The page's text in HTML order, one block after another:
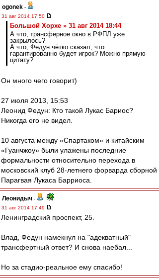
ogonek -
31 авг 2014 17:50
Большой Хорхе » 31 авг 2014 18:44
А что, трансферное окно в РФПЛ уже
закрылось?
А что, Федун чётко сказал, что
гарантированно будет игрок? Можно прямую
цитату?
Он много чего говорит)
27 июля 2013, 15:53
Леонид Федун: Кто такой Лукас Бариос?
Никогда его не видел.
10 августа между «Спартаком» и китайским
«Гуанчжоу» были улажены последние
формальности относительно перехода в
московский клуб 28-летнего форварда сборной
Парагвая Лукаса Барриоса.
Леонидыч -
31 авг 2014 17:49
Ленинградский проспект, 25.
Влад, Федун намекнул на "адекватный"
трансфертный ответ? И снова наебал...
Но за стадио-реальное ему спасибо!